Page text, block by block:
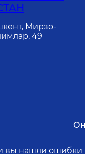
Мирзо-
49
вы нашли ошибки